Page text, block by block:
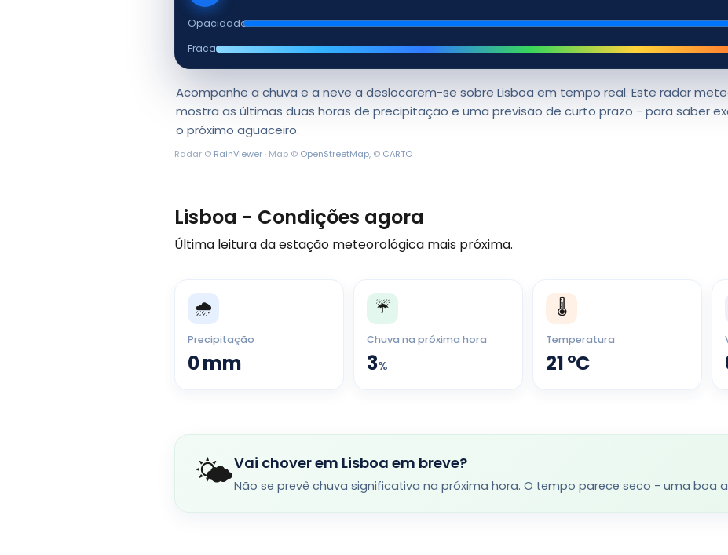
Opacidade
Fraca
Acompanhe a chuva e a neve a deslocarem-se sobre Lisboa em tempo real. Este radar
mostra as últimas duas horas de precipitação e uma previsão de curto prazo - para saber
o próximo aguaceiro.
Radar © RainViewer· Map © OpenStreetMap, © CARTO
Lisboa - Condições agora
Última leitura da estação meteorológica mais próxima.
🌧️
Precipitação
0mm
☔
Chuva na próxima hora
3%
🌡️
Temperatura
21°C
🌤️Vai chover em Lisboa em breve?
Não se prevê chuva significativa na próxima hora. O tempo parece seco - uma boa